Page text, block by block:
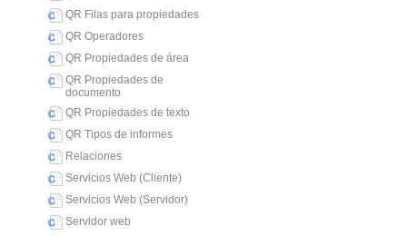
QR Filas para propiedades
QR Operadores
QR Propiedades de área
QR Propiedades de
documento
QR Propiedades de texto
QR Tipos de informes
Relaciones
Servicios Web (Cliente)
Servicios Web (Servidor)
Servidor web